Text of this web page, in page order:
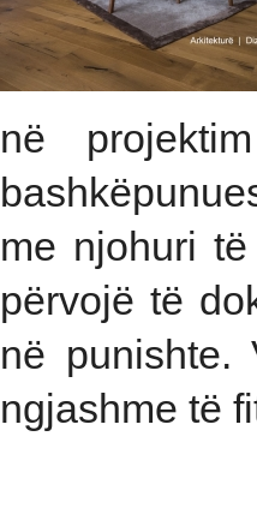
në
me njohuri
përvojë të
në punishte.
ngjashme të